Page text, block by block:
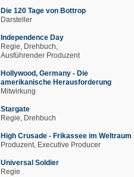
Die 120 Tage von Bottrop
Darsteller
Independence Day
Regie Drehbuch
Ausführender Produzent
Hollywood, Germany - Die
amerikanische Herausforderung
Mitwirkung
Stargate
Regie Drehbuch
High Crusade - Frikassee im Weltraum
Produzent Executive Producer
Universal Soldier
Regie